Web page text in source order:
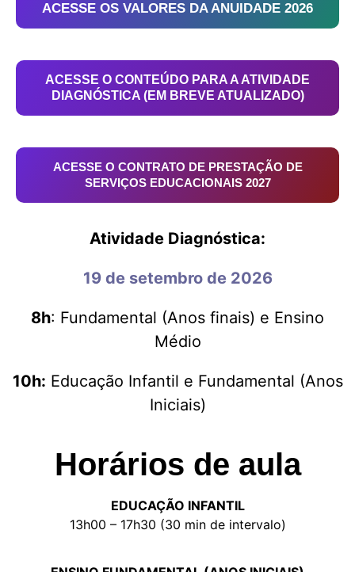
ACESSE OS VALORES DA ANUIDADE 2026
ACESSE O CONTEÚDO PARA A ATIVIDADE
DIAGNÓSTICA (EM BREVE ATUALIZADO)​
ACESSE O CONTRATO DE PRESTAÇÃO DE
SERVIÇOS EDUCACIONAIS 2027
Atividade Diagnóstica:
19 de setembro de 2026
8h: Fundamental (Anos finais) e Ensino
Médio
10h: Educação Infantil e Fundamental (Anos
Iniciais)
Horários de aula
EDUCAÇÃO INFANTIL
13h00 – 17h30 (30 min de intervalo)